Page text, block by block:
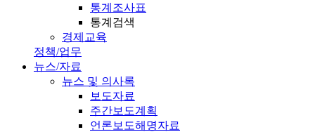
통계조사표
통계검색
경제교육
정책/업무
뉴스/자료
뉴스 및 의사록
보도자료
주간보도계획
언론보도해명자료